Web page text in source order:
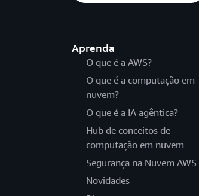
Aprenda
O que é a AWS?
O que é a computação em
nuvem?
O que é a IA agêntica?
Hub de conceitos de
computação em nuvem
Segurança na Nuvem AWS
Novidades